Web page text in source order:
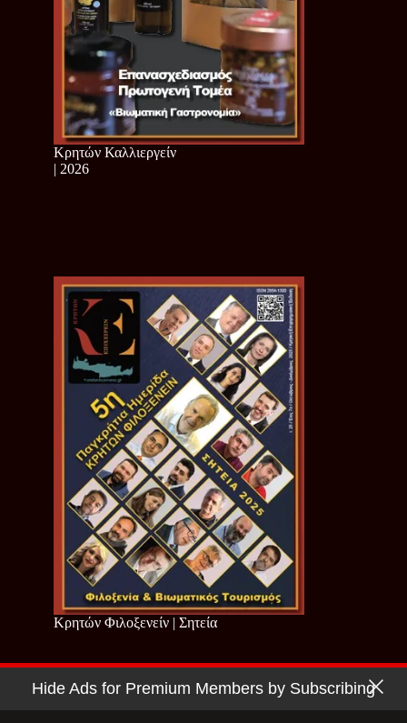
Κρητών Καλλιεργείν
| 2026
Κρητών Φιλοξενείν | Σητεία
Copyright © 2026 - Cretan Business | Κρητών Επιχειρείν
Hide Ads for Premium Members by Subscribing